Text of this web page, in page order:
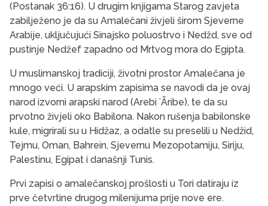
(Postanak 36:16). U drugim knjigama Starog zavjeta
zabilježeno je da su Amalečani živjeli širom Sjeverne
Arabije, uključujući Sinajsko poluostrvo i Nedžd, sve od
pustinje Nedžef zapadno od Mrtvog mora do Egipta.
U muslimanskoj tradiciji, životni prostor Amalečana je
mnogo veći. U arapskim zapisima se navodi da je ovaj
narod izvorni arapski narod (Arebi ʻĀribe), te da su
prvotno živjeli oko Babilona. Nakon rušenja babilonske
kule, migrirali su u Hidžaz, a odatle su preselili u Nedžid,
Tejmu, Oman, Bahrein, Sjevernu Mezopotamiju, Siriju,
Palestinu, Egipat i današnji Tunis.
Prvi zapisi o amalečanskoj prošlosti u Tori datiraju iz
prve četvrtine drugog milenijuma prije nove ere.